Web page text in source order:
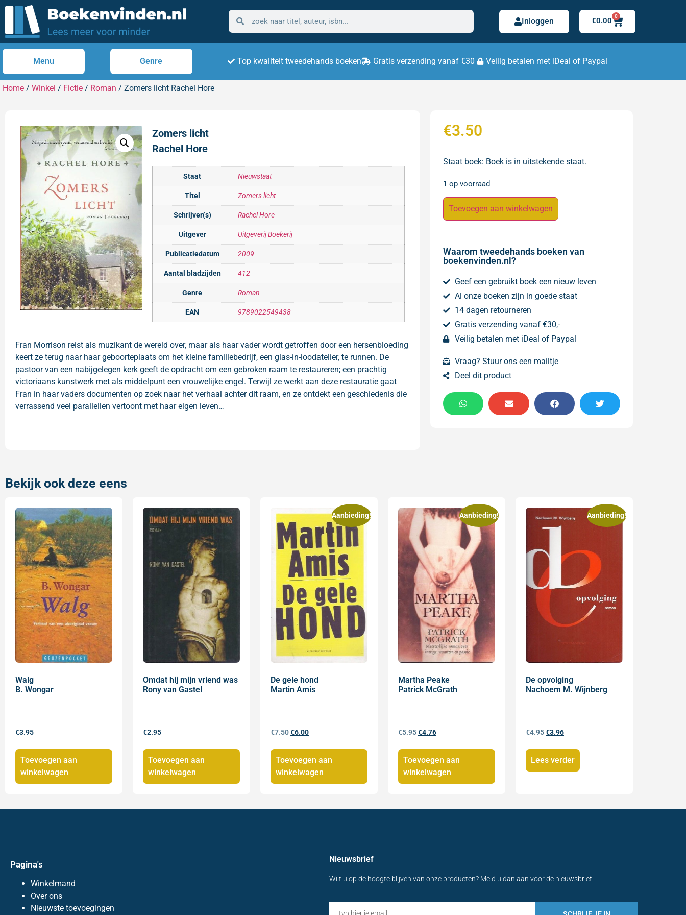
Inloggen €0.00
0
Menu Genre Top kwaliteit tweedehands boeken Gratis verzending vanaf €30 Veilig betalen met iDeal of Paypal
Home / Winkel / Fictie / Roman / Zomers licht Rachel Hore
Zomers licht
Rachel Hore
Staat Nieuwstaat
Titel Zomers licht
Schrijver(s) Rachel Hore
Uitgever Uitgeverij Boekerij
Publicatiedatum 2009
Aantal bladzijden 412
Genre Roman
EAN 9789022549438
Fran Morrison reist als muzikant de wereld over, maar als haar vader wordt getroffen door een hersenbloeding
keert ze terug naar haar geboorteplaats om het kleine familiebedrijf, een glas-in-loodatelier, te runnen. De
pastoor van een nabijgelegen kerk geeft de opdracht om een gebroken raam te restaureren; een prachtig
victoriaans kunstwerk met als middelpunt een vrouwelijke engel. Terwijl ze werkt aan deze restauratie gaat
Fran in haar vaders documenten op zoek naar het verhaal achter dit raam, en ze ontdekt een geschiedenis die
verrassend veel parallellen vertoont met haar eigen leven…
€3.50
Staat boek: Boek is in uitstekende staat.
1 op voorraad
Toevoegen aan winkelwagen
Waarom tweedehands boeken van
boekenvinden.nl?
Geef een gebruikt boek een nieuw leven
Al onze boeken zijn in goede staat
14 dagen retourneren
Gratis verzending vanaf €30,-
Veilig betalen met iDeal of Paypal
Vraag? Stuur ons een mailtje
Deel dit product
Bekijk ook deze eens
Walg
B. Wongar
€3.95
Toevoegen aan
winkelwagen
Omdat hij mijn vriend was
Rony van Gastel
€2.95
Toevoegen aan
winkelwagen
Aanbieding!
De gele hond
Martin Amis
€7.50€6.00
Toevoegen aan
winkelwagen
Aanbieding!
Martha Peake
Patrick McGrath
€5.95€4.76
Toevoegen aan
winkelwagen
Aanbieding!
De opvolging
Nachoem M. Wijnberg
€4.95€3.96
Lees verder
Pagina's
Winkelmand
Over ons
Nieuwste toevoegingen
Nieuwsbrief
Wilt u op de hoogte blijven van onze producten? Meld u dan aan voor de nieuwsbrief!